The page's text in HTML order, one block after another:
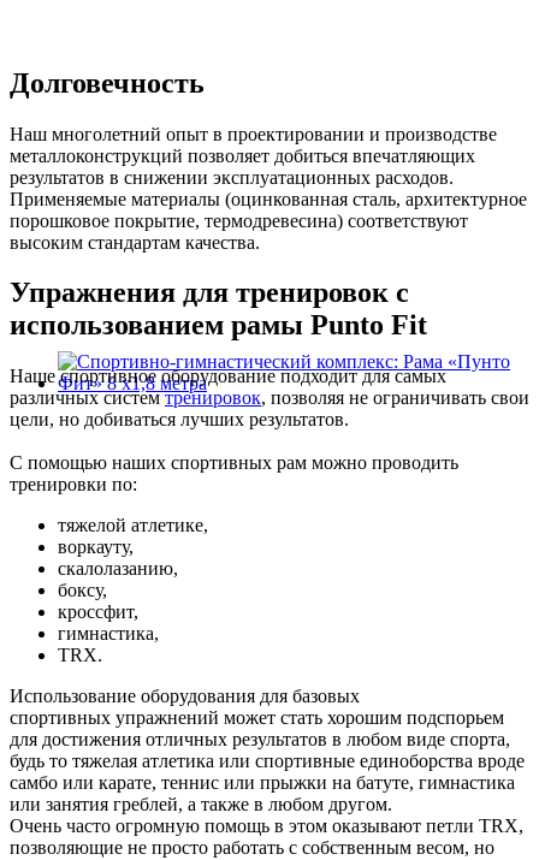
Долговечность
Наш многолетний опыт в проектировании и производстве
металлоконструкций позволяет добиться впечатляющих
результатов в снижении эксплуатационных расходов.
Применяемые материалы (оцинкованная сталь, архитектурное
порошковое покрытие, термодревесина) соответствуют
высоким стандартам качества.
Упражнения для тренировок с
использованием рамы Punto Fit
Наше спортивное оборудование подходит для самых
различных системтренировок, позволяя не ограничивать свои
цели, но добиваться лучших результатов.
С помощью наших спортивных рам можно проводить
тренировки по:
тяжелой атлетике,
воркауту,
скалолазанию,
боксу,
кроссфит,
гимнастика,
TRX.
Использование оборудования для базовых
спортивных упражнений может стать хорошим подспорьем
для достижения отличных результатов в любом виде спорта,
будь то тяжелая атлетика или спортивные единоборства вроде
самбо или карате, теннис или прыжки на батуте, гимнастика
или занятия греблей, а также в любом другом.
Очень часто огромную помощь в этом оказывают петли TRX,
позволяющие не просто работать с собственным весом, но